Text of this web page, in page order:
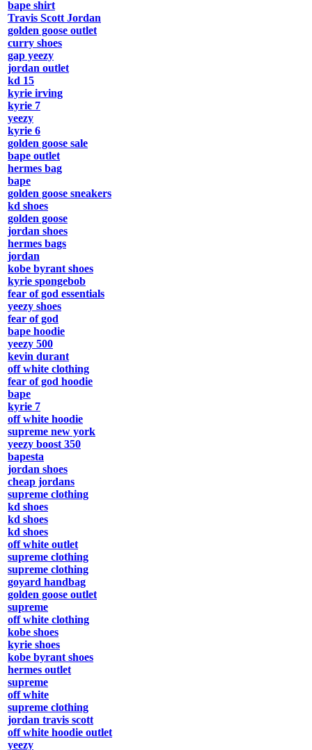
bape shirt
Travis Scott Jordan
golden goose outlet
curry shoes
gap yeezy
jordan outlet
kd 15
kyrie irving
kyrie 7
yeezy
kyrie 6
golden goose sale
bape outlet
hermes bag
bape
golden goose sneakers
kd shoes
golden goose
jordan shoes
hermes bags
jordan
kobe byrant shoes
kyrie spongebob
fear of god essentials
yeezy shoes
fear of god
bape hoodie
yeezy 500
kevin durant
off white clothing
fear of god hoodie
bape
kyrie 7
off white hoodie
supreme new york
yeezy boost 350
bapesta
jordan shoes
cheap jordans
supreme clothing
kd shoes
kd shoes
kd shoes
off white outlet
supreme clothing
supreme clothing
goyard handbag
golden goose outlet
supreme
off white clothing
kobe shoes
kyrie shoes
kobe byrant shoes
hermes outlet
supreme
off white
supreme clothing
jordan travis scott
off white hoodie outlet
yeezy